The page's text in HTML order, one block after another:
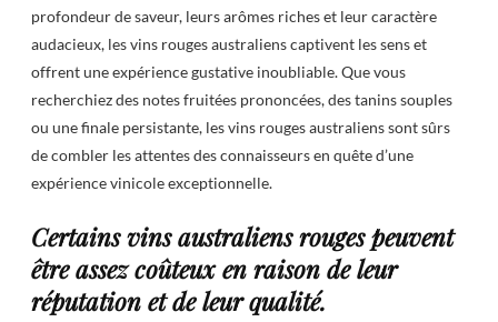
profondeur de saveur, leurs arômes riches et leur caractère
audacieux, les vins rouges australiens captivent les sens et
offrent une expérience gustative inoubliable. Que vous
recherchiez des notes fruitées prononcées, des tanins souples
ou une finale persistante, les vins rouges australiens sont sûrs
de combler les attentes des connaisseurs en quête d’une
expérience vinicole exceptionnelle.
Certains vins australiens rouges peuvent
être assez coûteux en raison de leur
réputation et de leur qualité.